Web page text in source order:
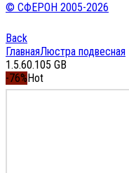
© СФЕРОН 2005-2026
Back
ГлавнаяЛюстра подвесная
1.5.60.105 GB
-76% Hot